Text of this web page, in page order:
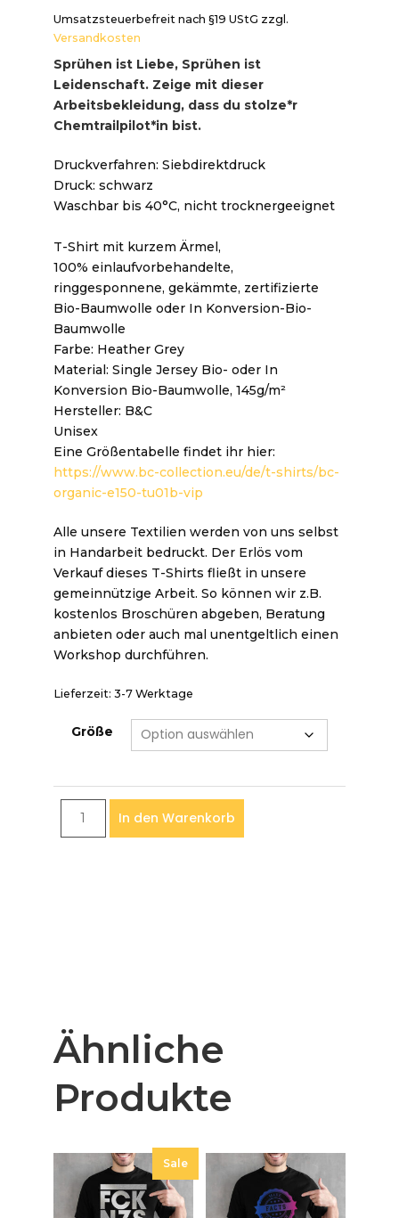
Umsatzsteuerbefreit nach §19 UStG zzgl.
Versandkosten
Sprühen ist Liebe, Sprühen ist
Leidenschaft. Zeige mit dieser
Arbeitsbekleidung, dass du stolze*r
Chemtrailpilot*in bist.
Druckverfahren: Siebdirektdruck
Druck: schwarz
Waschbar bis 40°C, nicht trocknergeeignet
T-Shirt mit kurzem Ärmel,
100% einlaufvorbehandelte,
ringgesponnene, gekämmte, zertifizierte
Bio-Baumwolle oder In Konversion-Bio-
Baumwolle
Farbe: Heather Grey
Material: Single Jersey Bio- oder In
Konversion Bio-Baumwolle, 145g/m²
Hersteller: B&C
Unisex
Eine Größentabelle findet ihr hier:
https://www.bc-collection.eu/de/t-shirts/bc-
organic-e150-tu01b-vip
Alle unsere Textilien werden von uns selbst
in Handarbeit bedruckt. Der Erlös vom
Verkauf dieses T-Shirts fließt in unsere
gemeinnützige Arbeit. So können wir z.B.
kostenlos Broschüren abgeben, Beratung
anbieten oder auch mal unentgeltlich einen
Workshop durchführen.
Lieferzeit: 3-7 Werktage
Größe
In den Warenkorb
Ähnliche
Produkte
Sale